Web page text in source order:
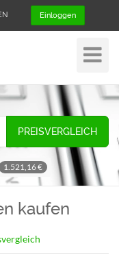
Einloggen
PREISVERGLEICH
1.521,16 €
kaufen